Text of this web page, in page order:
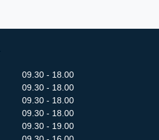
09.30 - 18.00
09.30 - 18.00
09.30 - 18.00
09.30 - 18.00
09.30 - 19.00